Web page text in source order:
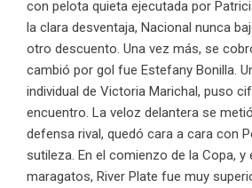
con pelota quieta ejecutada por
la clara desventaja, Nacional nunca
otro descuento. Una vez más, se
cambió por gol fue Estefany Bonilla.
individual de Victoria Marichal, puso
encuentro. La veloz delantera se
defensa rival, quedó cara a cara con
sutileza. En el comienzo de la Copa, y
maragatos, River Plate fue muy